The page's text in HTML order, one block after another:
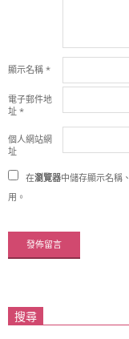
顯示名稱 *
電子郵件地
址 *
個人網站網
址
在瀏覽器中儲存顯示名稱
用。
搜尋